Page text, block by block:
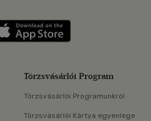
Szerezd meg: Google
Törzsvásárlói Program
Törzsvásárlói Programunkról
Törzsvásárlói Kártya egyenlege